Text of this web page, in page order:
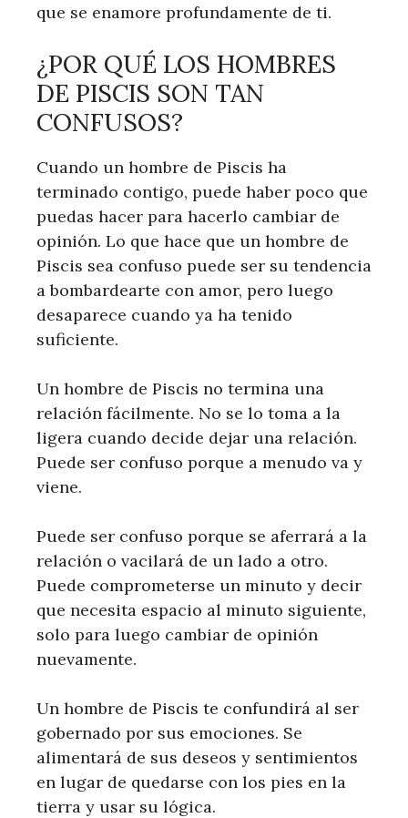
que se enamore profundamente de ti.
¿POR QUÉ LOS HOMBRES
DE PISCIS SON TAN
CONFUSOS?
Cuando un hombre de Piscis ha
terminado contigo, puede haber poco que
puedas hacer para hacerlo cambiar de
opinión. Lo que hace que un hombre de
Piscis sea confuso puede ser su tendencia
a bombardearte con amor, pero luego
desaparece cuando ya ha tenido
suficiente.
Un hombre de Piscis no termina una
relación fácilmente. No se lo toma a la
ligera cuando decide dejar una relación.
Puede ser confuso porque a menudo va y
viene.
Puede ser confuso porque se aferrará a la
relación o vacilará de un lado a otro.
Puede comprometerse un minuto y decir
que necesita espacio al minuto siguiente,
solo para luego cambiar de opinión
nuevamente.
Un hombre de Piscis te confundirá al ser
gobernado por sus emociones. Se
alimentará de sus deseos y sentimientos
en lugar de quedarse con los pies en la
tierra y usar su lógica.